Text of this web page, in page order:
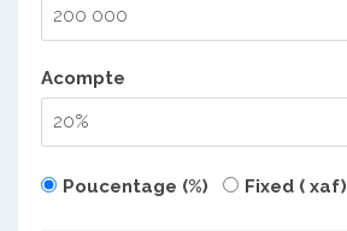
Acompte
Poucentage (%) Fixed ( xaf)